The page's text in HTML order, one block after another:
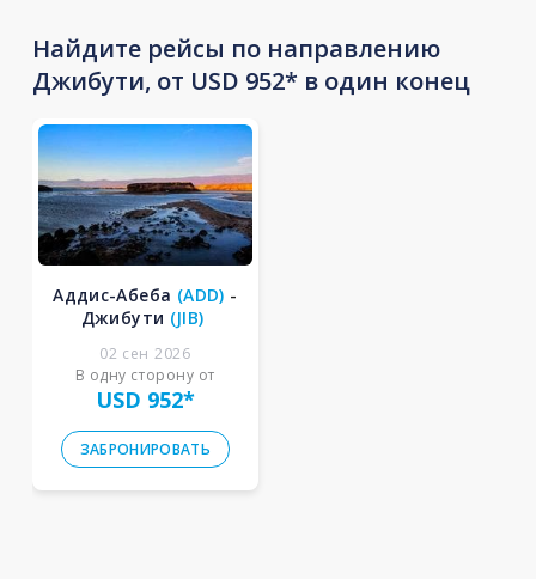
Найдите рейсы по направлению
Джибути, от USD 952* в один конец
Аддис-Абеба (ADD) -
Джибути (JIB)
02 сен 2026
В одну сторону от
USD 952*
ЗАБРОНИРОВАТЬ